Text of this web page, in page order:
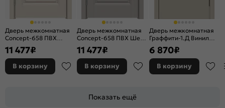
Дверь межкомнатная
Concept-658 ПВХ
Магнолия, глухая, без
кромки, царговая
11 477₽
В корзину
Дверь межкомнатная
Concept-658 ПВХ Шелл
грей, глухая, без
кромки, царговая
11 477₽
В корзину
Дверь межкомнатная
Граффити-1.Д Винил
Cream Pro, глухая,
каркасно-щитовая
6 870₽
В корзину
Показать ещё